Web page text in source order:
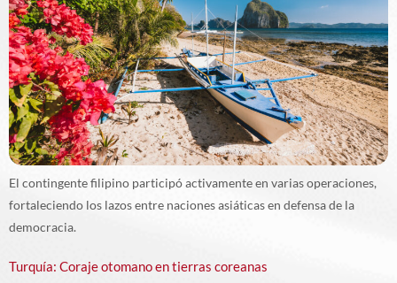
El contingente filipino participó activamente en varias operaciones,
fortaleciendo los lazos entre naciones asiáticas en defensa de la
democracia.
Turquía: Coraje otomano en tierras coreanas